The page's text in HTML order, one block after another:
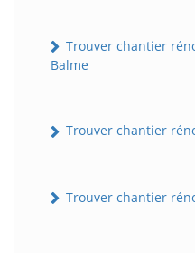
Trouver chantier
Balme
Trouver chantier
Trouver chantier